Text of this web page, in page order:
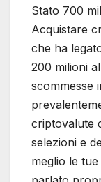
Stato 700
Acquistare
che ha
200 milioni
scommesse
criptovalute
selezioni e
meglio le